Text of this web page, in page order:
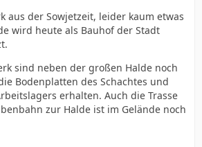
aus der Sowjetzeit, leider kaum etwas
wird heute als Bauhof der Stadt
sind neben der großen Halde noch
Bodenplatten des Schachtes und
erhalten. Auch die Trasse
zur Halde ist im Gelände noch